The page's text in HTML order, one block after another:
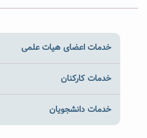
خدمات اعضای هیات علمی
خدمات کارکنان
خدمات دانشجویان